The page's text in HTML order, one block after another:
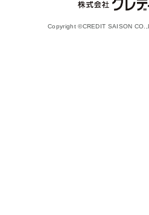
Copyright ©CREDIT SAISON